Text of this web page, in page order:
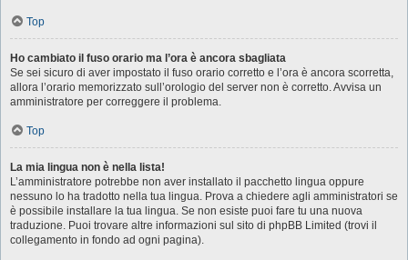
Top
Ho cambiato il fuso orario ma l’ora è ancora sbagliata
Se sei sicuro di aver impostato il fuso orario corretto e l’ora è ancora scorretta,
allora l’orario memorizzato sull’orologio del server non è corretto. Avvisa un
amministratore per correggere il problema.
Top
La mia lingua non è nella lista!
L’amministratore potrebbe non aver installato il pacchetto lingua oppure
nessuno lo ha tradotto nella tua lingua. Prova a chiedere agli amministratori se
è possibile installare la tua lingua. Se non esiste puoi fare tu una nuova
traduzione. Puoi trovare altre informazioni sul sito di phpBB Limited (trovi il
collegamento in fondo ad ogni pagina).